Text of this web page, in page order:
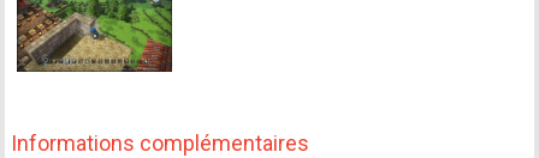
Informations complémentaires